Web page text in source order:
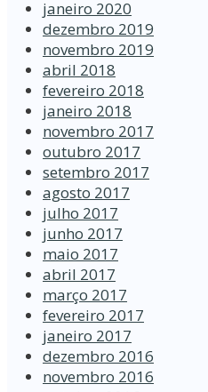
janeiro 2020
dezembro 2019
novembro 2019
abril 2018
fevereiro 2018
janeiro 2018
novembro 2017
outubro 2017
setembro 2017
agosto 2017
julho 2017
junho 2017
maio 2017
abril 2017
março 2017
fevereiro 2017
janeiro 2017
dezembro 2016
novembro 2016